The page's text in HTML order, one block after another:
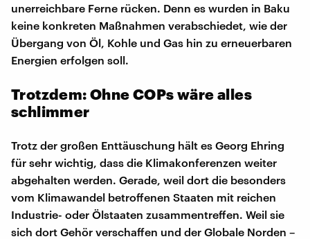
unerreichbare Ferne rücken. Denn es wurden in Baku
keine konkreten Maßnahmen verabschiedet, wie der
Übergang von Öl, Kohle und Gas hin zu erneuerbaren
Energien erfolgen soll.
Trotzdem: Ohne COPs wäre alles
schlimmer
Trotz der großen Enttäuschung hält es Georg Ehring
für sehr wichtig, dass die Klimakonferenzen weiter
abgehalten werden. Gerade, weil dort die besonders
vom Klimawandel betroffenen Staaten mit reichen
Industrie- oder Ölstaaten zusammentreffen. Weil sie
sich dort Gehör verschaffen und der Globale Norden –